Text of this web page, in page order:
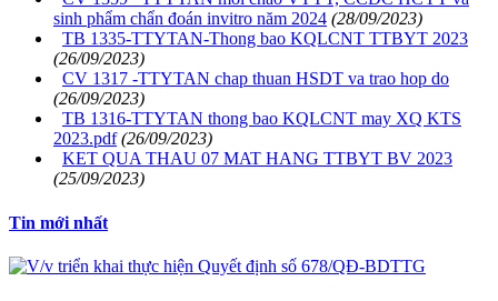
sinh phẩm chẩn đoán invitro năm 2024 (28/09/2023)
TB 1335-TTYTAN-Thong bao KQLCNT TTBYT 2023
(26/09/2023)
CV 1317 -TTYTAN chap thuan HSDT va trao hop do
(26/09/2023)
TB 1316-TTYTAN thong bao KQLCNT may XQ KTS
2023.pdf (26/09/2023)
KET QUA THAU 07 MAT HANG TTBYT BV 2023
(25/09/2023)
Tin mới nhất